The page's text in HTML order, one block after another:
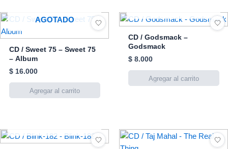
AGOTADO
CD / Sweet 75 – Sweet 75
– Album
$16.000
CD / Godsmack –
Godsmack
$8.000